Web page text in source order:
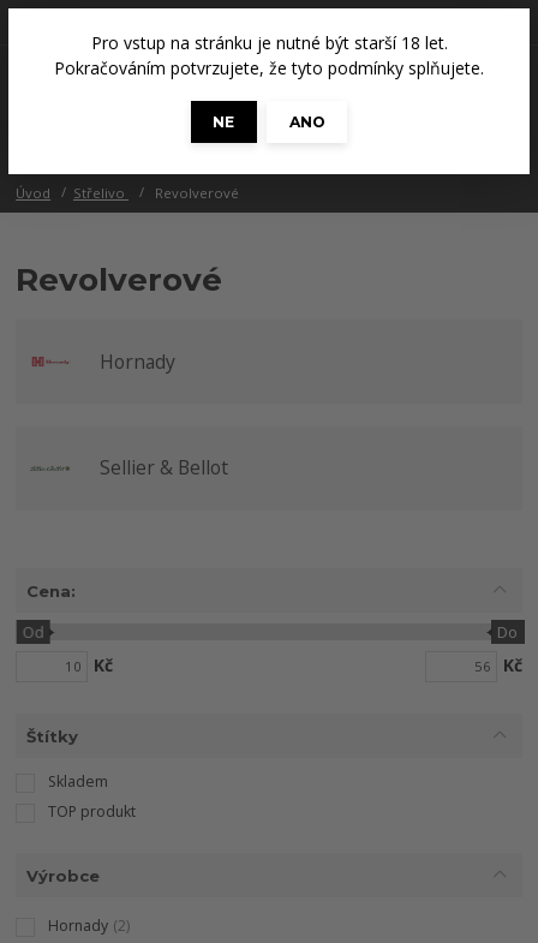
Pro vstup na stránku je nutné být starší 18 let.
Pokračováním potvrzujete, že tyto podmínky splňujete.
NE
ANO
0 Kč
Úvod Střelivo Revolverové
Revolverové
Hornady
Sellier & Bellot
Cena:
Kč
Od Do
Kč
Štítky
Skladem
TOP produkt
Výrobce
Hornady (2)